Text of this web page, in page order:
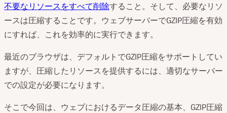
不要なリソースをすべて削除すること。そして、必要なリソ
ースは圧縮することです。ウェブサーバーでGZIP圧縮を有効
にすれば、これを効率的に実行できます。
最近のブラウザは、デフォルトでGZIP圧縮をサポートしてい
ますが、圧縮したリソースを提供するには、適切なサーバー
での設定が必要になります。
そこで今回は、ウェブにおけるデータ圧縮の基本、GZIP圧縮